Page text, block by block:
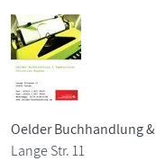
Oelder Buchhandlung &
Lange Str. 11